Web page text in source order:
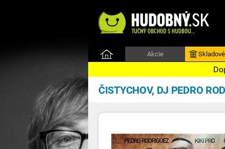
Akcie
ČISTYCHOV, DJ PEDRO